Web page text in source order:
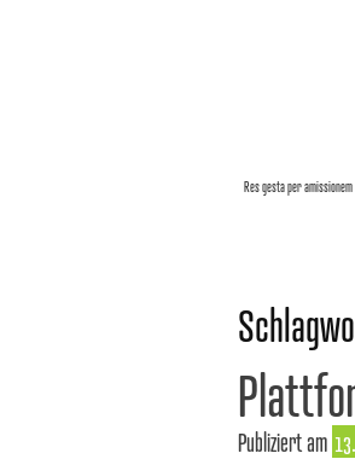
Res gesta per amissionem
Publiziert am